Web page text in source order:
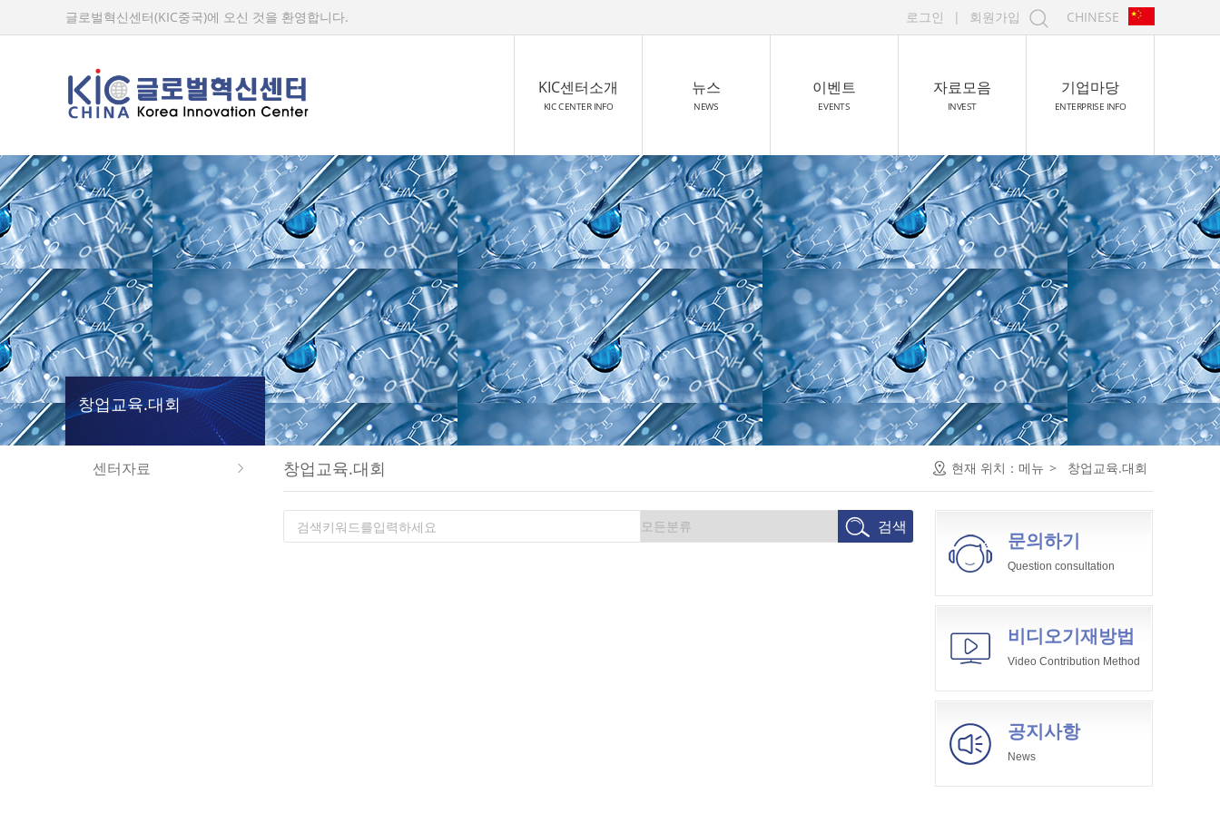
글로벌혁신센터(KIC중국)에 오신 것을 환영합니다. 로그인 | 회원가입 CHINESE
KIC센터소개
KIC CENTER INFO
뉴스
NEWS
이벤트
EVENTS
자료모음
INVEST
기업마당
ENTERPRISE INFO
창업교육.대회
센터자료 창업교육.대회 현재 위치： 메뉴 > 창업교육.대회
문의하기
Question consultation
비디오기재방법
Video Contribution Method
공지사항
News